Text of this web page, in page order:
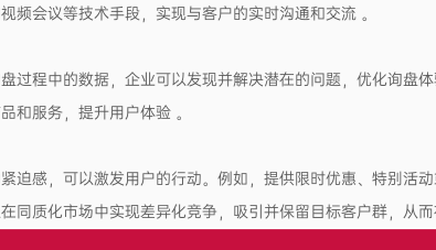
频会议等技术手段，实现与客户的实时沟通和交流 。
过程中的数据，企业可以发现并解决潜在的问题，优化询盘
和服务，提升用户体验 。
迫感，可以激发用户的行动。例如，提供限时优惠、特别活
同质化市场中实现差异化竞争，吸引并保留目标客户群，从